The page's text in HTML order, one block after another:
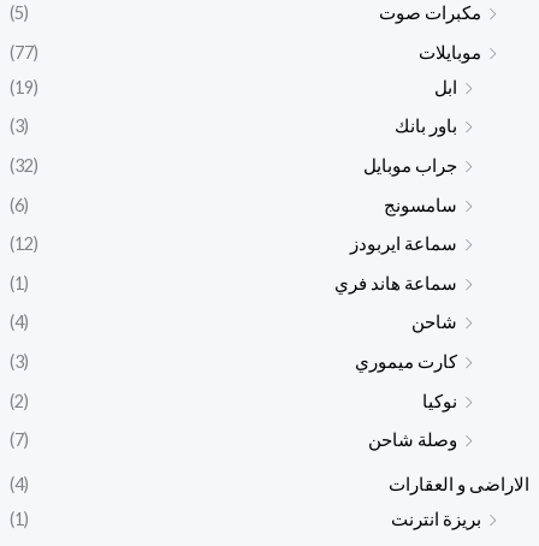
مكبرات صوت
(5)
موبايلات
(77)
ابل
(19)
باور بانك
(3)
جراب موبايل
(32)
سامسونج
(6)
سماعة ايربودز
(12)
سماعة هاند فري
(1)
شاحن
(4)
كارت ميموري
(3)
نوكيا
(2)
وصلة شاحن
(7)
الاراضى و العقارات
(4)
بريزة انترنت
(1)